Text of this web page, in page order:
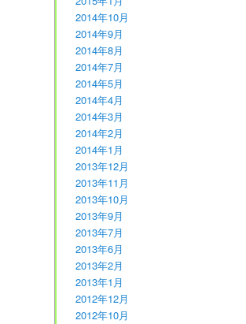
2014年10月
2014年9月
2014年8月
2014年7月
2014年5月
2014年4月
2014年3月
2014年2月
2014年1月
2013年12月
2013年11月
2013年10月
2013年9月
2013年7月
2013年6月
2013年2月
2013年1月
2012年12月
2012年10月